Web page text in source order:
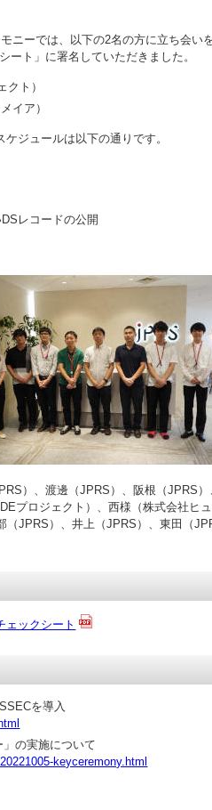
ニーでは、以下の2名の方に立ち会い
ート」に署名していただきました。
クト）
イア）
ジュールは以下の通りです。
レコードの公開
）、渡邊（JPRS）、阪根（JPRS）
プロジェクト）、西様（株式会社ヒュ
（JPRS）、井上（JPRS）、東田（
ェックシート
を導入
の実施について
keyceremony.html